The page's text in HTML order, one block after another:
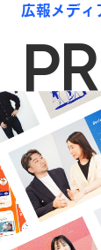
広報メディ